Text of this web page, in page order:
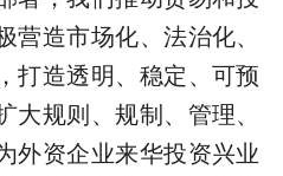
营造市场化、法治化、
打造透明、稳定、可预
大规则、规制、管理、
外资企业来华投资兴业